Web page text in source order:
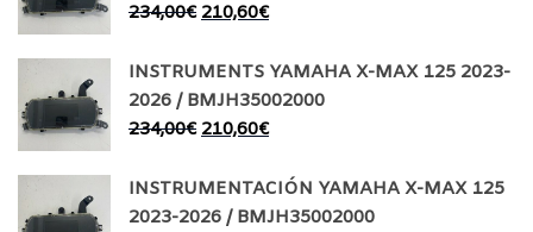
234,00€ 210,60€
INSTRUMENTS YAMAHA X-MAX 125 2023-
2026 / BMJH35002000
234,00€ 210,60€
INSTRUMENTACIÓN YAMAHA X-MAX 125
2023-2026 / BMJH35002000